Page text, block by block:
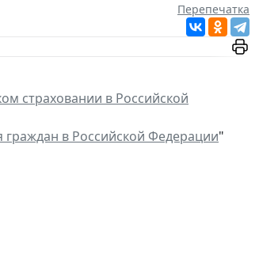
Перепечатка
страховании в Российской
в Российской Федерации"